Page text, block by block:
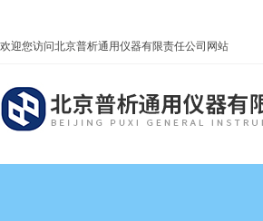
欢迎您访问北京普析通用仪器有限责任公司网站